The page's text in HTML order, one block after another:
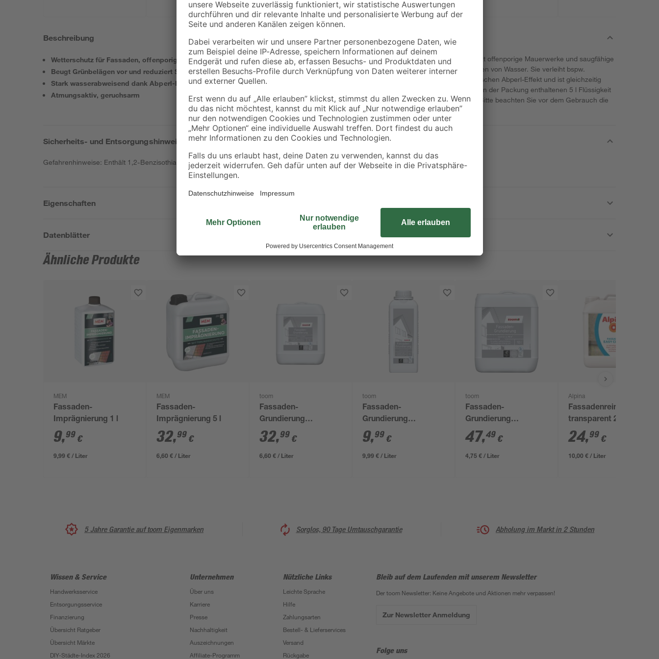
Beschreibung
Wetterschutz für Fassaden, offenporiges Mauerwerk etc.
Beugt Grünbelägen vor und reduziert Schmutzanhaftungen
Stark wasserabweisend dank Abperl-Effekt
Atmungsaktiv, geruchsarm
Diese Fassaden-Imprägnierung von toom schützt offenporige Mauerwerke und saugfähige
Untergründe im Außenbereich vor dem Eindringen von Wasser. Sie verleiht bspw.
Backsteinen, Beton oder Terrakotta einen praktischen Abperl-Effekt und ist gleichzeitig
sowohl atmungsaktiv als auch geruchsarm. Die in der Packung enthaltenen 5 l Flüssigkeit
genügen zur Imprägnierung von 35 m² Fläche. Bitte beachten Sie vor dem Gebrauch die
Hinweise auf der Verpackung.
Sicherheits- und Entsorgungshinweise
Gefahrenhinweise: Enthält 1,2-Benzisothiazol-3(2H)-on, 2-Methyl-2H-Isothiazol-3-on. Kann allergische Reaktionen hervorrufen.
Eigenschaften
Datenblätter
Ähnliche Produkte
MEM
Fassaden-
Imprägnierung 1 l
9,99 €
9,99 € / Liter
MEM
Fassaden-
Imprägnierung 5 l
32,99 €
6,60 € / Liter
toom
Fassaden-
Grundierung
transparent 5 l
32,99 €
6,60 € / Liter
toom
Fassaden-
Grundierung
transparent 1 l
9,99 €
9,99 € / Liter
toom
Fassaden-
Grundierung
transparent 10 l
47,49 €
4,75 € / Liter
Alpina
Fassadenreiniger
transparent 2,5 l
24,99 €
10,00 € / Liter
5 Jahre Garantie auf toom Eigenmarken Sorglos, 90 Tage Umtauschgarantie Abholung im Markt in 2 Stunden
Wissen & Service
Handwerksservice
Entsorgungsservice
Finanzierung
Übersicht Ratgeber
Übersicht Märkte
DIY-Städte-Index 2026
Unternehmen
Über uns
Karriere
Presse
Nachhaltigkeit
Auszeichnungen
Affiliate-Programm
Nützliche Links
Leichte Sprache
Hilfe
Zahlungsarten
Bestell- & Lieferservices
Versand
Rückgabe
Bleib auf dem Laufenden mit unserem Newsletter
Der toom Newsletter: Keine Angebote und Aktionen mehr verpassen!
Zur Newsletter Anmeldung
Folge uns